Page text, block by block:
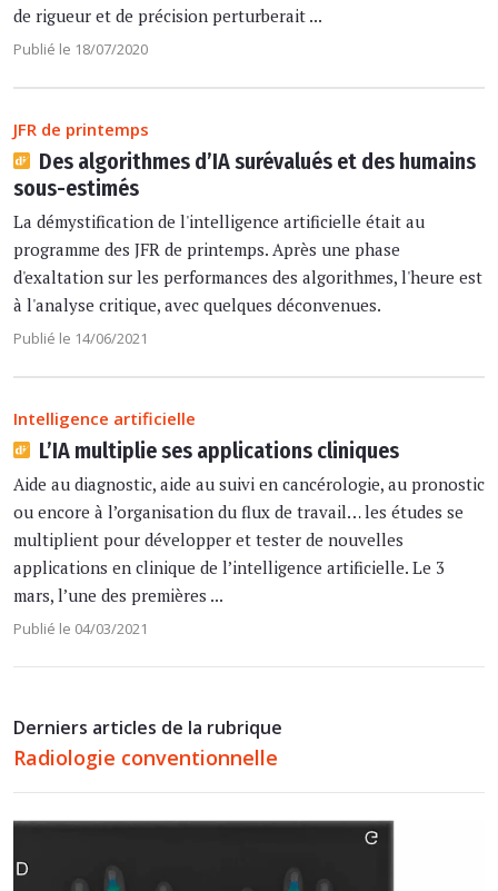
de rigueur et de précision perturberait ...
Publié le 18/07/2020
JFR de printemps
Des algorithmes d’IA surévalués et des humains
sous-estimés
La démystification de l'intelligence artificielle était au
programme des JFR de printemps. Après une phase
d'exaltation sur les performances des algorithmes, l'heure est
à l'analyse critique, avec quelques déconvenues.
Publié le 14/06/2021
Intelligence artificielle
L’IA multiplie ses applications cliniques
Aide au diagnostic, aide au suivi en cancérologie, au pronostic
ou encore à l’organisation du flux de travail… les études se
multiplient pour développer et tester de nouvelles
applications en clinique de l’intelligence artificielle. Le 3
mars, l’une des premières ...
Publié le 04/03/2021
Derniers articles de la rubrique
Radiologie conventionnelle